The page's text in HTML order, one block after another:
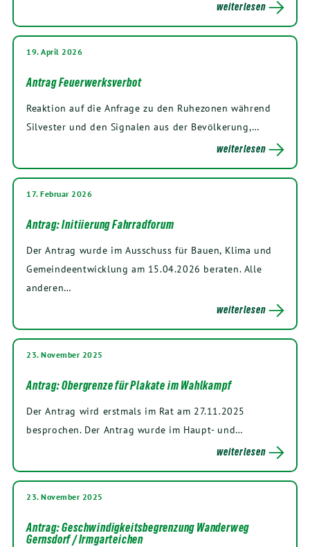
weiterlesen
19. April 2026
Antrag Feuerwerksverbot
Reaktion auf die Anfrage zu den Ruhezonen während
Silvester und den Signalen aus der Bevölkerung,…
weiterlesen
17. Februar 2026
Antrag: Initiierung Fahrradforum
Der Antrag wurde im Ausschuss für Bauen, Klima und
Gemeindeentwicklung am 15.04.2026 beraten. Alle
anderen…
weiterlesen
23. November 2025
Antrag: Obergrenze für Plakate im Wahlkampf
Der Antrag wird erstmals im Rat am 27.11.2025
besprochen. Der Antrag wurde im Haupt- und…
weiterlesen
23. November 2025
Antrag: Geschwindigkeitsbegrenzung Wanderweg
Gernsdorf / Irmgarteichen